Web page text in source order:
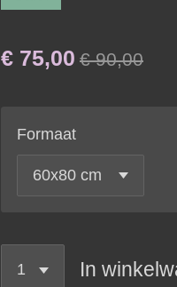
€ 75,00 € 90,00
Formaat
In